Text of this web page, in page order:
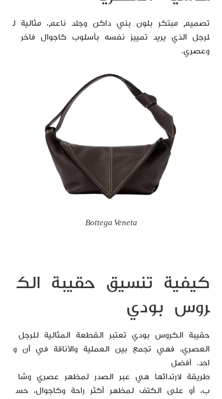
تصميم مبتكر بلون بني داكن وجلد ناعم، مثالية ل
لرجل الذي يريد تمييز نفسه بأسلوب كاجوال فاخر
وعصري.
Bottega Veneta
كيفية تنسيق حقيبة الك
روس بودي
حقيبة الكروس بودي تعتبر القطعة المثالية للرجل
العصري، فهي تجمع بين العملية والأناقة في آن و
احد. أفضل
طريقة لارتدائها هي عبر الصدر لمظهر عصري وشا
ب، أو على الكتف لمظهر أكثر راحة وكاجوال، حس